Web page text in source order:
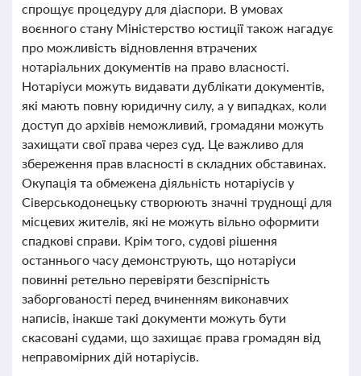
спрощує процедуру для діаспори. В умовах
воєнного стану Міністерство юстиції також нагадує
про можливість відновлення втрачених
нотаріальних документів на право власності.
Нотаріуси можуть видавати дублікати документів,
які мають повну юридичну силу, а у випадках, коли
доступ до архівів неможливий, громадяни можуть
захищати свої права через суд. Це важливо для
збереження прав власності в складних обставинах.
Окупація та обмежена діяльність нотаріусів у
Сіверськодонецьку створюють значні труднощі для
місцевих жителів, які не можуть вільно оформити
спадкові справи. Крім того, судові рішення
останнього часу демонструють, що нотаріуси
повинні ретельно перевіряти безспірність
заборгованості перед вчиненням виконавчих
написів, інакше такі документи можуть бути
скасовані судами, що захищає права громадян від
неправомірних дій нотаріусів.